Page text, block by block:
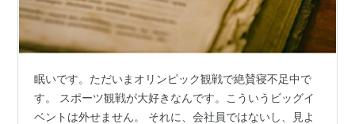
眠いです。ただいまオリンピック観戦で絶賛寝不足中で
す。 スポーツ観戦が大好きなんです。こういうビッグイ
ベントは外せません。 それに、会社員ではないし、見よ